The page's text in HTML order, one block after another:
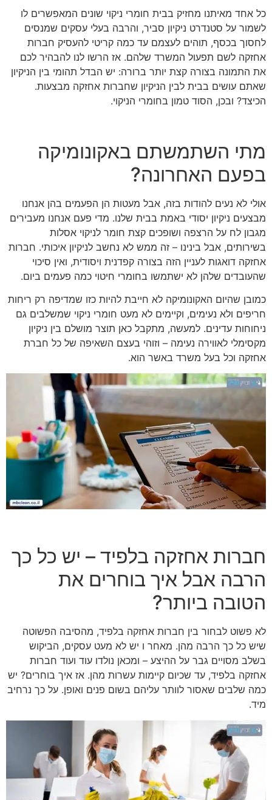
כל אחד מאיתנו מחזיק בבית חומרי ניקוי שונים המאפשרים לו
לשמור על סטנדרט ניקיון סביר, והרבה בעלי עסקים שמנסים
לחסוך בכסף, תוהים לעצמם עד כמה קריטי להעסיק חברות
אחזקה לשם תפעול המשרד שלהם. אז הרשו לנו להבהיר לכם
את התמונה בצורה קצת יותר ברורה: יש הבדל תהומי בין הניקיון
שאתם עושים בבית לבין הניקיון שחברות אחזקה מבצעות.
הכיצד? ובכן, הסוד טמון בחומרי הניקוי.
מתי השתמשתם באקונומיקה
בפעם האחרונה?
אולי לא נעים להודות בזה, אבל מעטות הן הפעמים בהן אנחנו
מבצעים ניקיון יסודי באמת בבית שלנו. מדי פעם אנחנו מעבירים
מגבון לח על הרצפה ושופכים קצת חומר לניקוי אסלות
בשירותים, אבל בינינו – זה ממש לא נחשב לניקיון איכותי. חברות
אחזקה דואגות לעניין הזה בצורה קפדנית ויסודית, ואין סיכוי
שהעובדים שלהן לא ישתמשו בחומרי חיטוי כמה פעמים ביום.
כמובן שהיום האקונומיקה לא חייבת להיות כזו שמדיפה רק ריחות
חריפים ולא נעימים, וקיימים לא מעט חומרי ניקוי שמשלבים גם
ניחוחות עדינים. למעשה, מתקבל כאן תוצר מושלם בין ניקיון
מקסימלי לאווירה נעימה – וזוהי בעצם השאיפה של כל חברת
אחזקה וכל בעל משרד באשר הוא.
חברות אחזקה בלפיד – יש כל כך
הרבה אבל איך בוחרים את
הטובה ביותר?
לא פשוט לבחור בין חברות אחזקה בלפיד, מהסיבה הפשוטה
שיש כל כך הרבה מהן. מאחר ו יש לא מעט עסקים, הביקוש
בשלב מסויים גבר על ההיצע – ומכאן נולדו עוד ועוד חברות
אחזקה בלפיד, עד שכיום קיימות עשרות מהן. אז איך בוחרים? יש
כמה שלבים שאסור לוותר עליהם בשום פנים ואופן. על כך נרחיב
מיד.